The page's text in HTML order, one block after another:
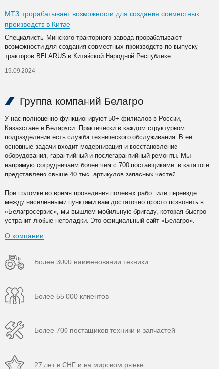
МТЗ прорабатывает возможности для создания совместных
производств в Китае
Специалисты Минского тракторного завода прорабатывают
возможности для создания совместных производств по выпуску
тракторов BELARUS в Китайской Народной Республике.
19.09.2024
Группа компаний Белагро
У нас полноценно функционируют 50+ филиалов в России,
Казахстане и Беларуси. Практически в каждом структурном
подразделении есть служба технического обслуживания. В её
основные задачи входит модернизация и восстановление
оборудования, гарантийный и послегарантийный ремонты. Мы
напрямую сотрудничаем более чем с 700 поставщиками, в каталоге
представлено свыше 40 тыс. артикулов запасных частей.
При поломке во время проведения полевых работ или переезде
между населёнными пунктами вам достаточно просто позвонить в
«Белагросервис», мы вышлем мобильную бригаду, которая быстро
устранит любые неполадки. Это официальный сайт «Белагро».
О компании
Более 3000 наименований техники
Более 55 000 клиентов
Более 700 постащиков техники и запчастей
27 лет в СНГ и на мировом рынке